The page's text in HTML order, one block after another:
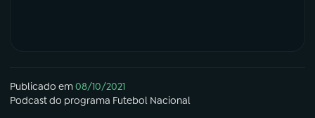
Publicado em08/10/2021
Podcastdo programa Futebol Nacional